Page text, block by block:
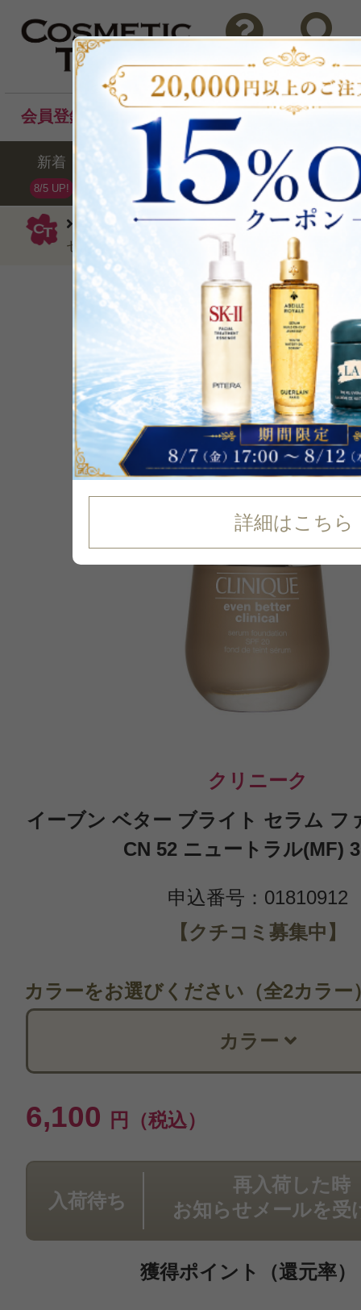
クリニーク ファンデーション
イー
セラム ファンデーションCN 52 ニュートラ
問い合わせ 検索
会員登録後のお買い物でポイントプレゼント！
新着
8/5 UP!
セール ランキング ブ
詳細はこちら
長時間つけたての美しさ
クリニーク
イーブン ベター ブライト セラム フ
CN 52 ニュートラル(MF)
申込番号：01810912
【クチコミ募集中】
カラーをお選びください（全2カラー
カラー
6,100 円（税込）
入荷待ち
再入荷した時
お知らせメールを受
獲得ポイント（還元率）